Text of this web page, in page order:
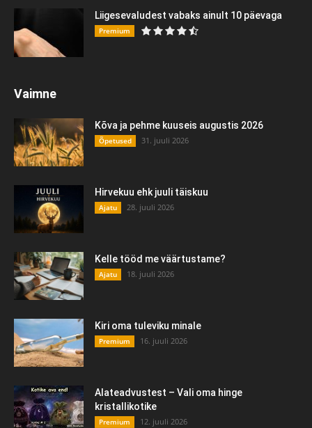
Liigesevaludest vabaks ainult 10 päevaga
Premium
Vaimne
Kõva ja pehme kuuseis augustis 2026
Õpetused 31. juuli 2026
Hirvekuu ehk juuli täiskuu
Ajatu 28. juuli 2026
Kelle tööd me väärtustame?
Ajatu 18. juuli 2026
Kiri oma tuleviku minale
Premium 16. juuli 2026
Alateadvustest – Vali oma hinge
kristallikotike
Premium 12. juuli 2026